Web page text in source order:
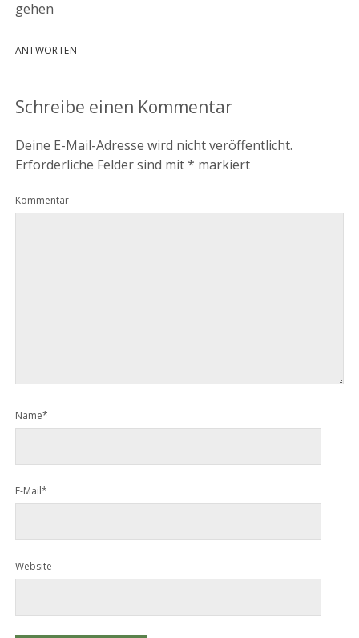
gehen
ANTWORTEN
Schreibe einen Kommentar
Deine E-Mail-Adresse wird nicht veröffentlicht.
Erforderliche Felder sind mit* markiert
Kommentar
Name*
E-Mail*
Website